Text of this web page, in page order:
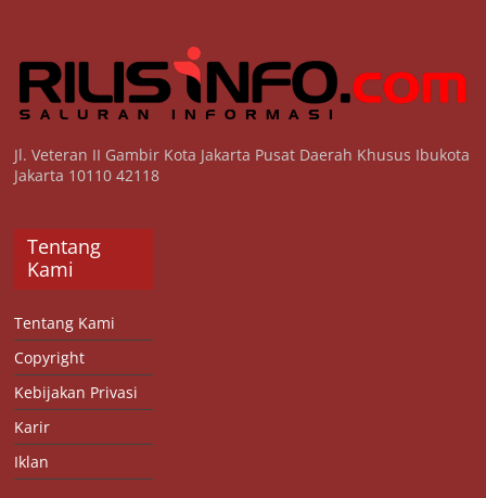
Jl. Veteran II Gambir Kota Jakarta Pusat Daerah Khusus Ibukota
Jakarta 10110 42118
Tentang
Kami
Tentang Kami
Copyright
Kebijakan Privasi
Karir
Iklan